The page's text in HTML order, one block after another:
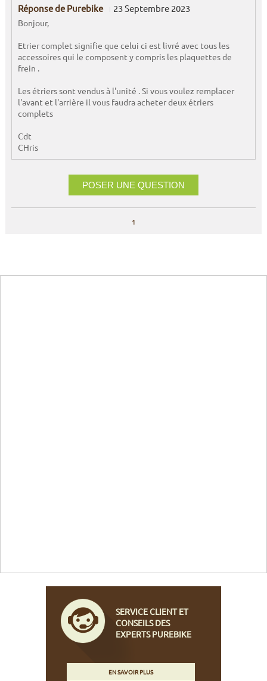
Réponse de Purebike 23 Septembre 2023
Bonjour,
Etrier complet signifie que celui ci est livré avec tous les
accessoires qui le composent y compris les plaquettes de
frein .
Les étriers sont vendus à l'unité . Si vous voulez remplacer
l'avant et l'arrière il vous faudra acheter deux étriers
complets
Cdt
CHris
POSER UNE QUESTION
1
SERVICE CLIENT ET
CONSEILS DES
EXPERTS PUREBIKE
EN SAVOIR PLUS